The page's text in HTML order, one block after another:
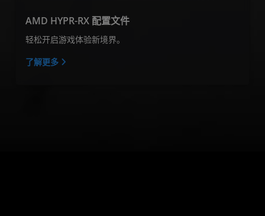
AMD HYPR-RX 配置文件
轻松开启游戏体验新境界。
了解更多